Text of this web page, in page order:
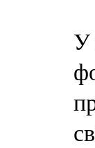
У